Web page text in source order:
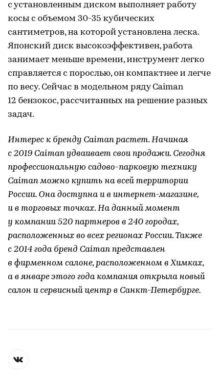
с установленным диском выполняет работу
косы с объемом 30-35 кубических
сантиметров, на которой установлена леска.
Японский диск высокоэффективен, работа
занимает меньше времени, инструмент легко
справляется с порослью, он компактнее и легче
по весу. Сейчас в модельном ряду Caiman
12 бензокос, рассчитанных на решение разных
задач.
Интерес к бренду Caiman растет. Начиная
с 2019 Caiman удваивает свои продажи. Сегодня
профессиональную садово-парковую технику
Caiman можно купить на всей территории
России. Она доступна и в интернет-магазине,
и в торговых точках. На данный момент
у компании 520 партнеров в 240 городах,
расположенных во всех регионах России. Также
с 2014 года бренд Caiman представлен
в фирменном салоне, расположенном в Химках,
а в январе этого года компания открыла новый
салон и сервисный центр в Санкт-Петербурге.